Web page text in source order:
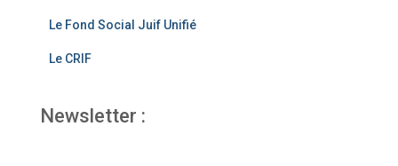
Le Fond Social Juif Unifié
Le CRIF
Newsletter :